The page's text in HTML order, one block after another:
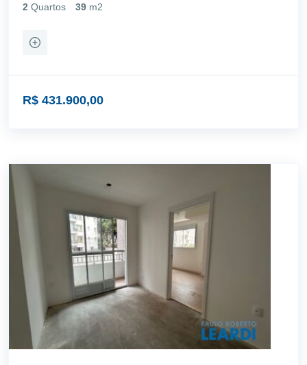
2 Quartos 39 m2
R$ 431.900,00